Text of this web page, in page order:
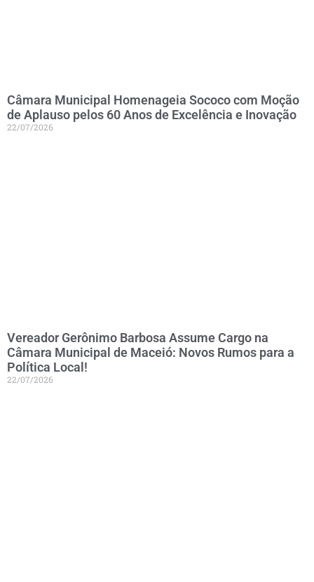
Câmara Municipal Homenageia Sococo com Moção
de Aplauso pelos 60 Anos de Excelência e Inovação
22/07/2026
Vereador Gerônimo Barbosa Assume Cargo na
Câmara Municipal de Maceió: Novos Rumos para a
Política Local!
22/07/2026